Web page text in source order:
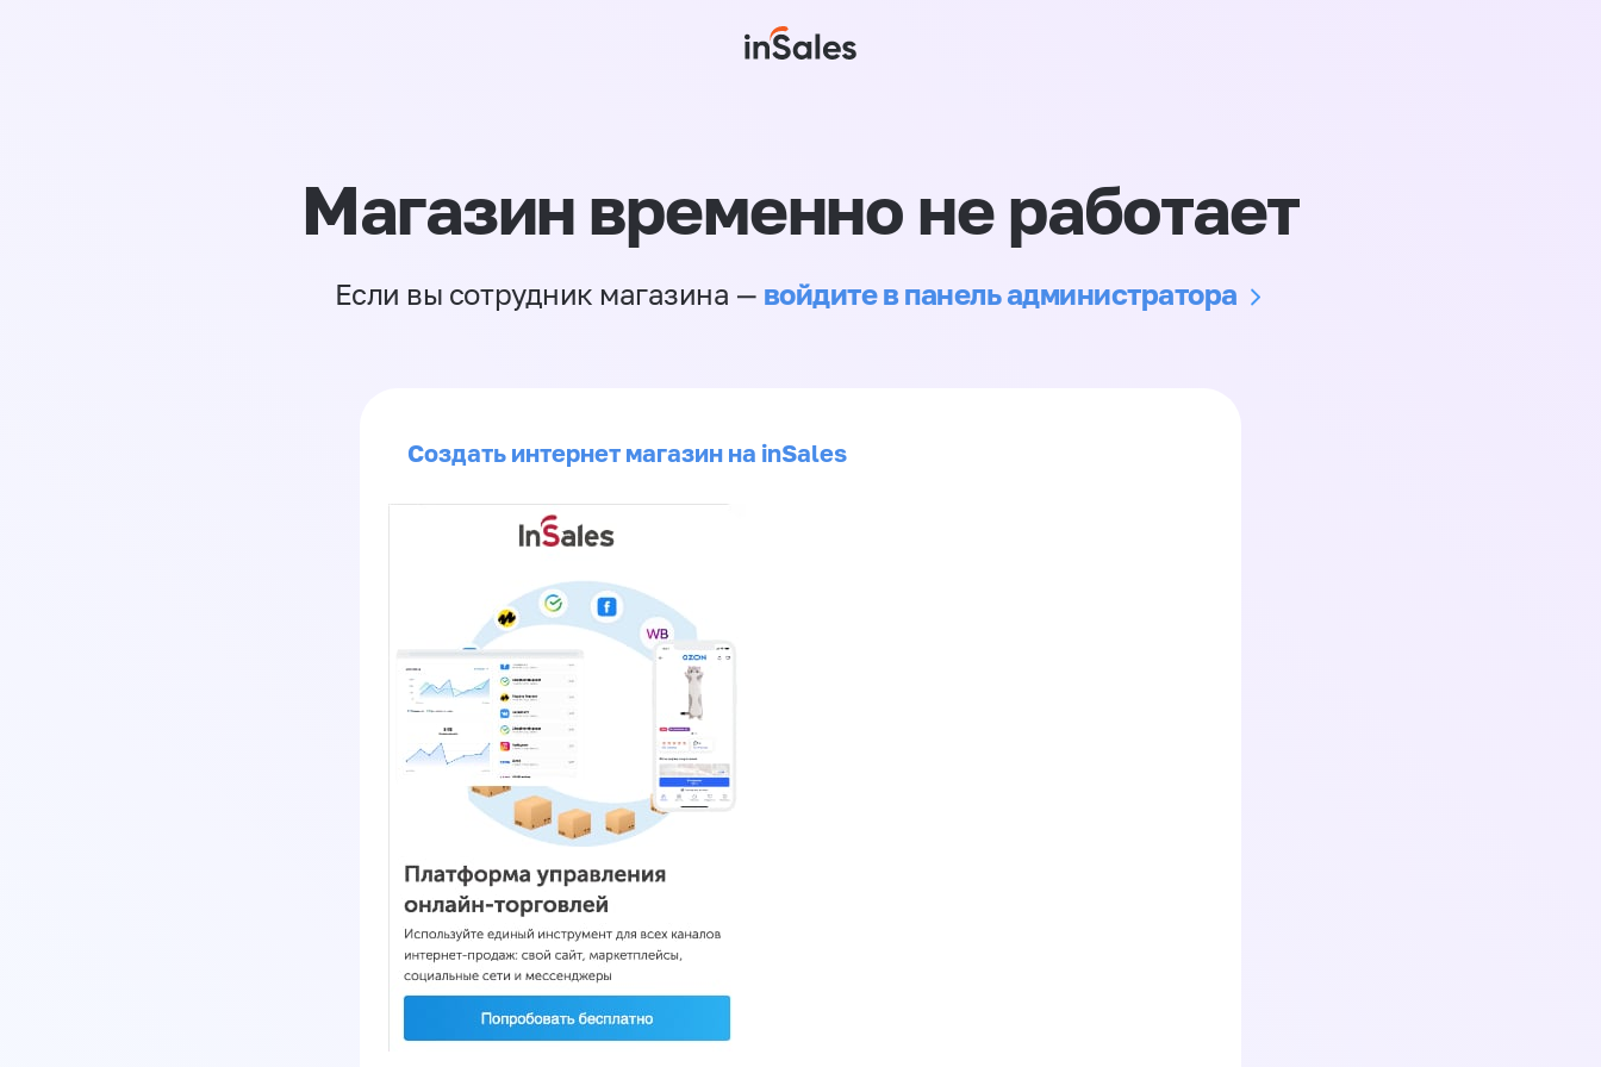
Магазин временно не работает
Если вы сотрудник магазина — войдите в панель администратора
Создать интернет магазин на inSales